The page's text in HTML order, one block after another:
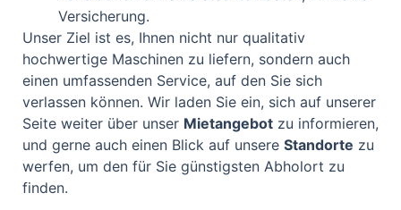
Versicherung.
Unser Ziel ist es, Ihnen nicht nur qualitativ
hochwertige Maschinen zu liefern, sondern auch
einen umfassenden Service, auf den Sie sich
verlassen können. Wir laden Sie ein, sich auf unserer
Seite weiter über unser Mietangebot zu informieren,
und gerne auch einen Blick auf unsere Standorte zu
werfen, um den für Sie günstigsten Abholort zu
finden.